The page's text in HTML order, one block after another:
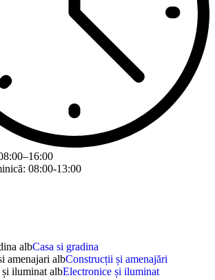
08:00-13:00
Casa si gradina
Construcții și amenajări
Electronice și iluminat